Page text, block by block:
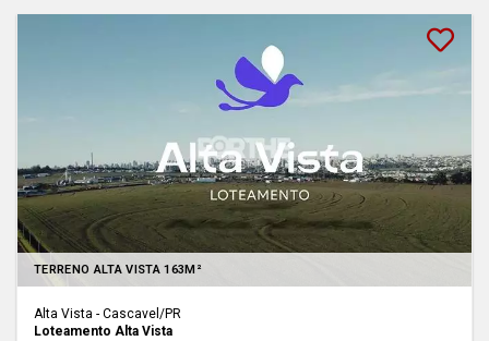
TERRENO ALTA VISTA 163M²
Alta Vista - Cascavel /PR
Loteamento Alta Vista